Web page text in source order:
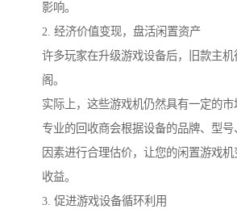
影响。
2. 经济价值变现，盘活闲置资产
许多玩家在升级游戏设备后，旧款主
阁。
实际上，这些游戏机仍然具有一定的市
专业的回收商会根据设备的品牌、型
因素进行合理估价，让您的闲置游戏
收益。
3. 促进游戏设备循环利用